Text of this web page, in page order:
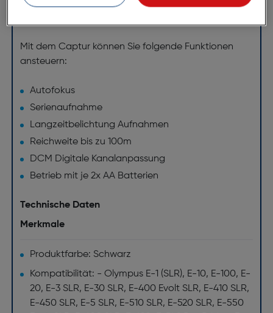
in einem -
kabelloser Fernauslöser und drahtloser
Mit dem Captur können Sie folgende Funktionen
ansteuern:
Autofokus
Serienaufnahme
Langzeitbelichtung Aufnahmen
Reichweite bis zu 100m
DCM Digitale Kanalanpassung
Betrieb mit je 2x AA Batterien
Technische Daten
Merkmale
Produktfarbe: Schwarz
Kompatibilität: - Olympus E-1 (SLR), E-10, E-100, E-
20, E-3 SLR, E-30 SLR, E-400 Evolt SLR, E-410 SLR,
E-450 SLR, E-5 SLR, E-510 SLR, E-520 SLR, E-550